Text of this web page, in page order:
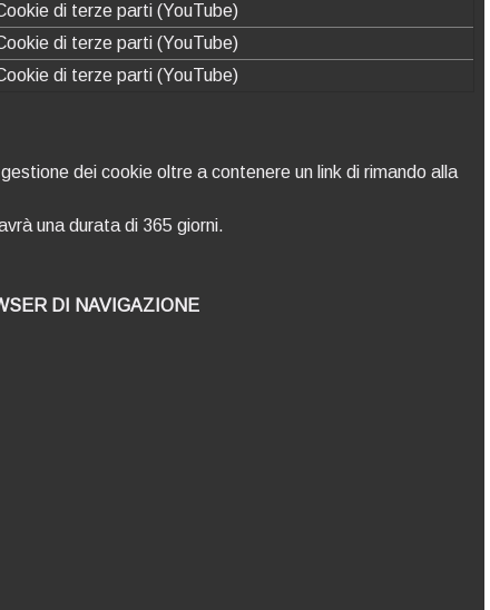
di terze parti (YouTube)
di terze parti (YouTube)
di terze parti (YouTube)
dei cookie oltre a contenere un link di rimando alla
una durata di 365 giorni.
DI NAVIGAZIONE